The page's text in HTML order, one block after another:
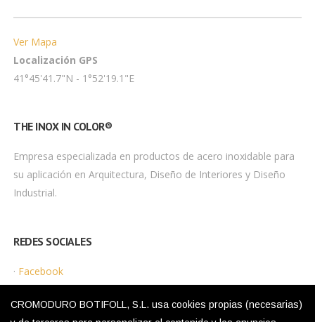
Ver Mapa
Localización GPS
41°45'41.7"N - 1°52'19.1"E
THE INOX IN COLOR®
Empresa especializada en productos de acero inoxidable para
su aplicación en Arquitectura, Diseño de Interiores y Diseño
Industrial.
REDES SOCIALES
· Facebook
·Instagram
CROMODURO BOTIFOLL, S.L. usa cookies propias (necesarias)